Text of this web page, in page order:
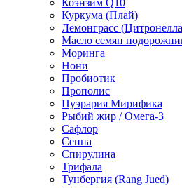
Коэнзим Q10
Куркума (Плай)
Лемонграсс
Масло семян
Моринга
Нони
Пробиотик
Прополис
Пуэрария Мирифика
Рыбий жир / Омега-3
Сафлор
Сенна
Спирулина
Трифала
Тунбергия (Rang Jued)